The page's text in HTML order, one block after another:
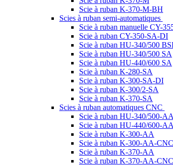
Scie à ruban K-370-M-BH
Scies à ruban semi-automatiques
Scie à ruban manuelle CY-
Scie à ruban CY-350-SA-DI
Scie à ruban HU-340/500
Scie à ruban HU-340/500 SA
Scie à ruban HU-440/600 SA
Scie à ruban K-280-SA
Scie à ruban K-300-SA-DI
Scie à ruban K-300/2-SA
Scie à ruban K-370-SA
Scies à ruban automatiques CNC
Scie à ruban HU-340/500-
Scie à ruban HU-440/600-
Scie à ruban K-300-AA
Scie à ruban K-300-AA-CNC
Scie à ruban K-370-AA
Scie à ruban K-370-AA-CNC